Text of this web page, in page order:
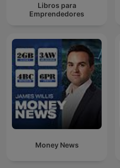
Libros para
Emprendedores
Money News